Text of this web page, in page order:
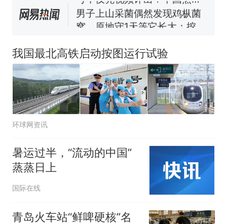
协会回应
男子上山采菌偶然发现鸡枞菌
窝，原地守1天等它长大：挖了
回大海 目击者直呼震惊 （视频
来源：参考消息）
笔试第一被第二名传话劝弃考
官方通报
热 那个在床头放菜刀的女孩，
因老师一句“跟我回家”改写了
人生
我国最北高铁启动按图运行试验
环球网资讯
暑运过半，“流动的中国”
蒸蒸日上
国际在线
青岛火车站“鲜啤硬核”名